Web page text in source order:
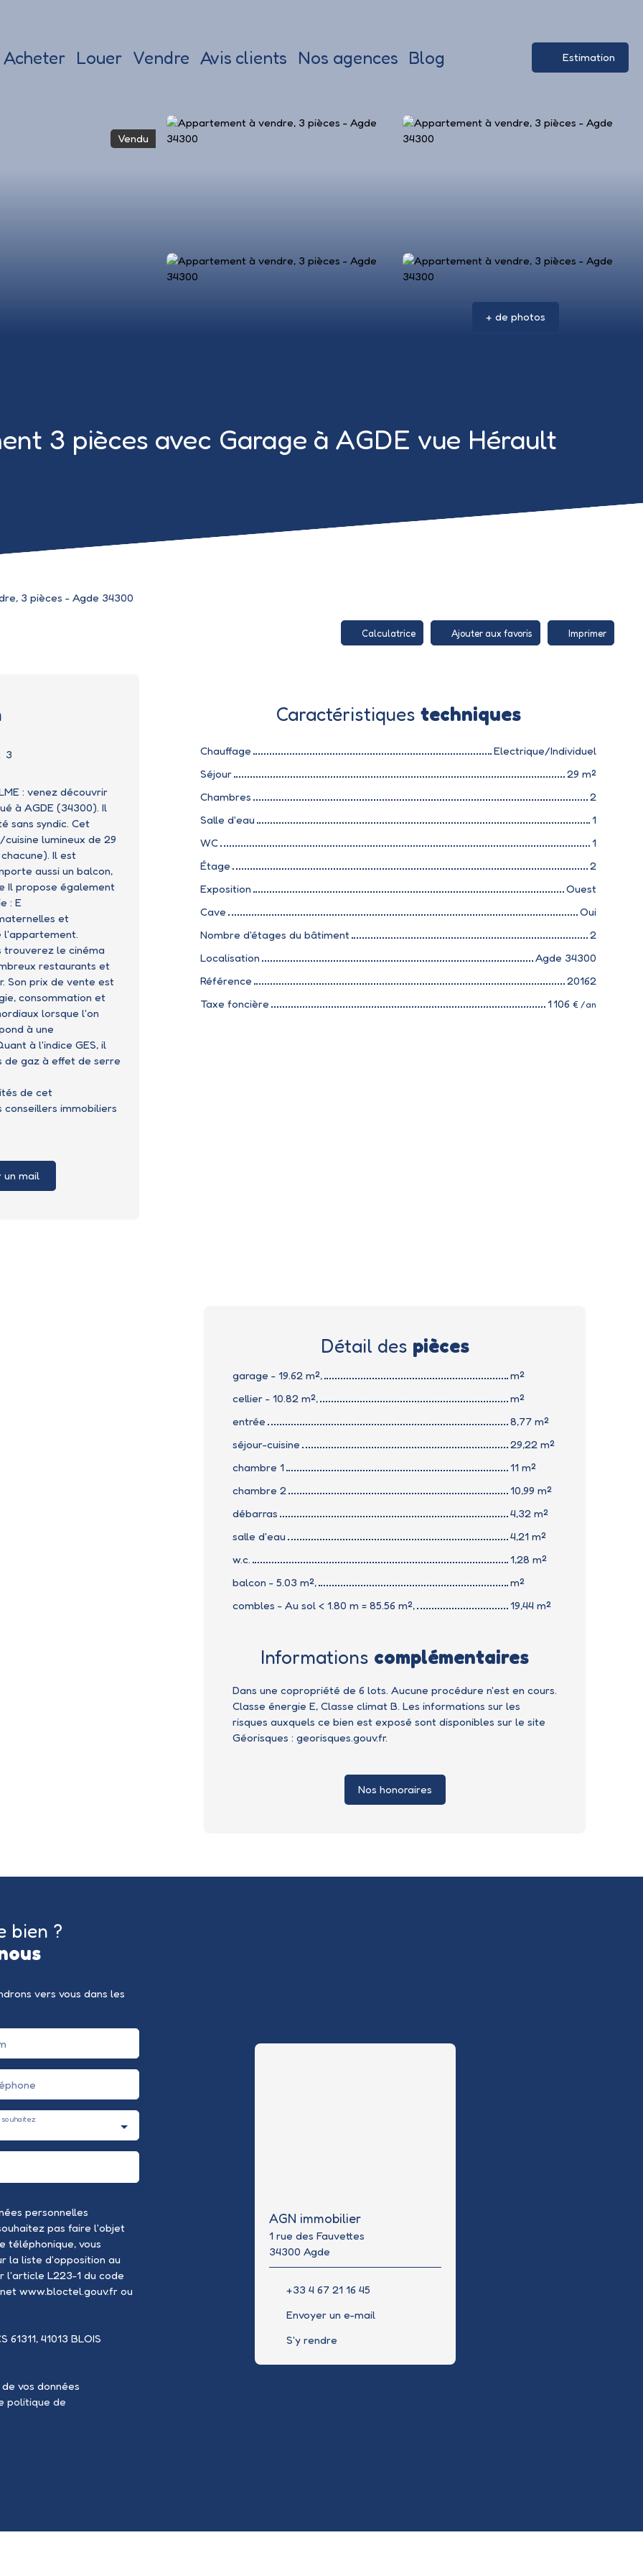
Acheter Louer Vendre Avis clients Nos agences Blog Estimation
Vendu
+ de photos
3 pièces avec Garage à AGDE vue Hérault
3 pièces - Agde 34300
Calculatrice Ajouter aux favoris Imprimer
3
: venez découvrir
à AGDE (34300). Il
sans syndic. Cet
lumineux de 29
Il est
aussi un balcon,
Il propose également
: E
et
l'appartement.
trouverez le cinéma
restaurants et
Son prix de vente est
consommation et
lorsque l'on
à une
à l'indice GES, il
de gaz à effet de serre
de cet
immobiliers
un mail
Caractéristiques techniques
Chauffage
Electrique/Individuel
Séjour
29 m²
Chambres
2
Salle d'eau
1
WC
1
Étage
2
Exposition
Ouest
Cave
Oui
Nombre d'étages du bâtiment
2
Localisation
Agde 34300
Référence
20162
Taxe foncière
1 106 € /an
Détail des pièces
garage - 19.62 m²,
m²
cellier - 10.82 m²,
m²
entrée
8,77 m²
séjour-cuisine
29,22 m²
chambre 1
11 m²
chambre 2
10,99 m²
débarras
4,32 m²
salle d'eau
4,21 m²
w.c.
1,28 m²
balcon - 5.03 m²,
m²
combles - Au sol < 1.80 m = 85.56 m²,
19,44 m²
Informations complémentaires
Dans une copropriété de 6 lots. Aucune procédure n'est en cours.
Classe énergie E, Classe climat B. Les informations sur les
risques auxquels ce bien est exposé sont disponibles sur le site
Géorisques : georisques.gouv.fr.
Nos honoraires
bien ?
vers vous dans les
souhaitez
personnelles
pas faire l'objet
téléphonique, vous
la liste d'opposition au
l'article L223-1 du code
www.bloctel.gouv.fr ou
41013 BLOIS
vos données
politique de
AGN immobilier
1 rue des Fauvettes
34300 Agde
+33 4 67 21 16 45
Envoyer un e-mail
S'y rendre